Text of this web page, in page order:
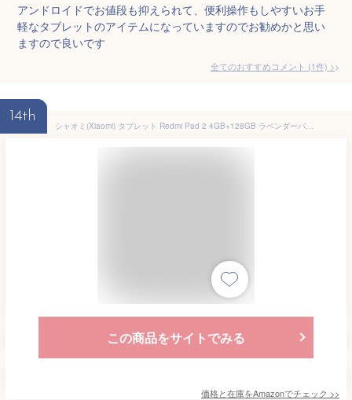
アンドロイドでお値段も抑えられて、便利操作もしやすいお手
軽なタブレットのアイテムになっていますのでお勧めかと思い
ますので良いです
全てのおすすめコメント (1件) >
14th
シャオミ(Xiaomi) タブレット Redmi Pad 2 4GB+128GB ラベンダーパープル wi-fiモデル 2.5K 大型11インチディスプレ Dolby Atmos対応 9000mAh 大容量 バッテリー 高性能チップHelio G100-Ultra 2TBまでmicroSDカード拡張 Xiaomi相互接続機能対応 軽量 エンターテインメント 子供用にも 日本語版
この商品をサイトでみる
価格と在庫をAmazonでチェック >>